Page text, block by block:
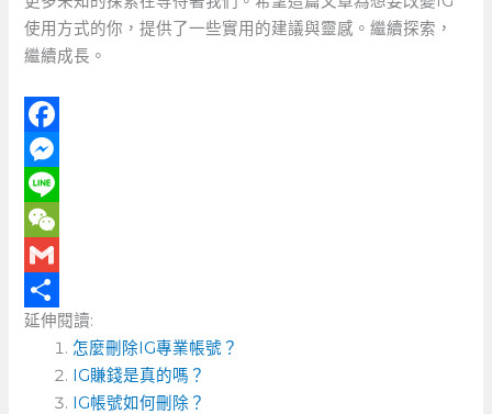
使用方式的你，提供了一些實用的建議與靈感。繼續探索，
繼續成長。
F
a
c
e
b
o
M
e
s
s
e
L
n
e
W
e
C
G
m
分
延伸閱讀:
怎麼刪除IG專業帳號？
IG賺錢是真的嗎？
IG帳號如何刪除？